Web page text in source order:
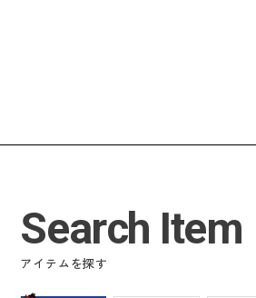
Search Item
アイテムを探す